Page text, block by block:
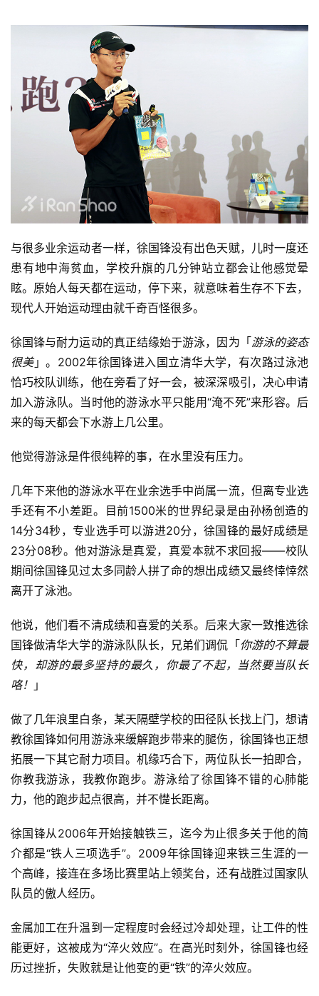
与很多业余运动者一样，徐国锋没有出色天赋，儿时一度还
患有地中海贫血，学校升旗的几分钟站立都会让他感觉晕
眩。原始人每天都在运动，停下来，就意味着生存不下去，
现代人开始运动理由就千奇百怪很多。
徐国锋与耐力运动的真正结缘始于游泳，因为「游泳的姿态
很美」。2002年徐国锋进入国立清华大学，有次路过泳池
恰巧校队训练，他在旁看了好一会，被深深吸引，决心申请
加入游泳队。当时他的游泳水平只能用“淹不死”来形容。后
来的每天都会下水游上几公里。
他觉得游泳是件很纯粹的事，在水里没有压力。
几年下来他的游泳水平在业余选手中尚属一流，但离专业选
手还有不小差距。目前1500米的世界纪录是由孙杨创造的
14分34秒，专业选手可以游进20分，徐国锋的最好成绩是
23分08秒。他对游泳是真爱，真爱本就不求回报——校队
期间徐国锋见过太多同龄人拼了命的想出成绩又最终悻悻然
离开了泳池。
他说，他们看不清成绩和喜爱的关系。后来大家一致推选徐
国锋做清华大学的游泳队队长，兄弟们调侃「你游的不算最
快，却游的最多坚持的最久，你最了不起，当然要当队长
咯！ 」
做了几年浪里白条，某天隔壁学校的田径队长找上门，想请
教徐国锋如何用游泳来缓解跑步带来的腿伤，徐国锋也正想
拓展一下其它耐力项目。机缘巧合下，两位队长一拍即合，
你教我游泳，我教你跑步。游泳给了徐国锋不错的心肺能
力，他的跑步起点很高，并不憷长距离。
徐国锋从2006年开始接触铁三，迄今为止很多关于他的简
介都是“铁人三项选手”。2009年徐国锋迎来铁三生涯的一
个高峰，接连在多场比赛里站上领奖台，还有战胜过国家队
队员的傲人经历。
金属加工在升温到一定程度时会经过冷却处理，让工件的性
能更好，这被成为“淬火效应”。在高光时刻外，徐国锋也经
历过挫折，失败就是让他变的更“铁”的淬火效应。